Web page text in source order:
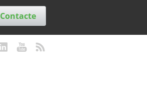
Contacte